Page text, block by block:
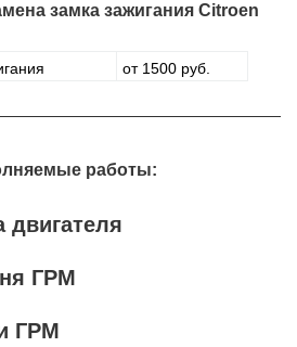
замка зажигания Citroen
от 1500 руб.
работы:
двигателя
ГРМ
ГРМ